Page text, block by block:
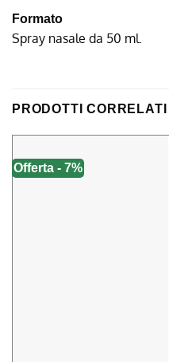
Formato
Spray nasale da 50 ml.
PRODOTTI CORRELATI
Offerta - 7%